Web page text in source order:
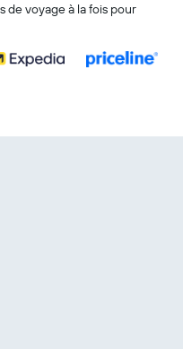
de voyage à la fois pour